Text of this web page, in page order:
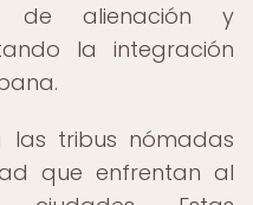
de alienación y
la integración
las tribus nómadas
que enfrentan al